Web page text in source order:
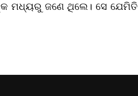
ମଧ୍ୟରୁ ଜଣେ ଥିଲେ। ସେ ଯେମିତି